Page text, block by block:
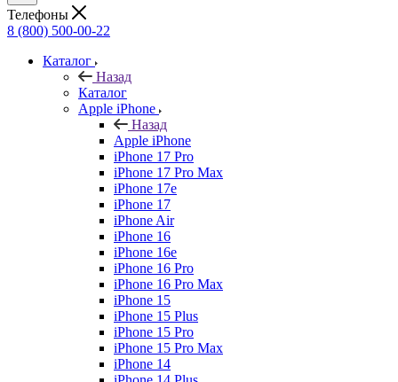
Телефоны
8 (800) 500-00-22
Каталог
Назад
Каталог
Apple iPhone
Назад
Apple iPhone
iPhone 17 Pro
iPhone 17 Pro Max
iPhone 17e
iPhone 17
iPhone Air
iPhone 16
iPhone 16e
iPhone 16 Pro
iPhone 16 Pro Max
iPhone 15
iPhone 15 Plus
iPhone 15 Pro
iPhone 15 Pro Max
iPhone 14